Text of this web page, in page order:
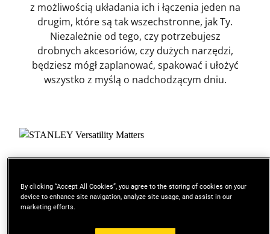
z możliwością układania ich i łączenia jeden na
drugim, które są tak wszechstronne, jak Ty.
Niezależnie od tego, czy potrzebujesz
drobnych akcesoriów, czy dużych narzędzi,
będziesz mógł zaplanować, spakować i ułożyć
wszystko z myślą o nadchodzącym dniu.
play_arrow
By clicking “Accept All Cookies”, you agree to the storing of cookies on your
device to enhance site navigation, analyze site usage, and assist in our
marketing efforts.